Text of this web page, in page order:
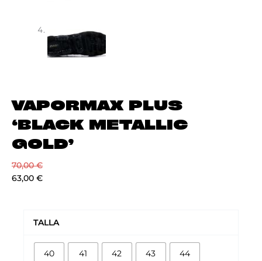
VAPORMAX PLUS
‘BLACK METALLIC
GOLD’
70,00€
63,00 €
TALLA
40 41 42 43 44
METALLIC
GOLD'